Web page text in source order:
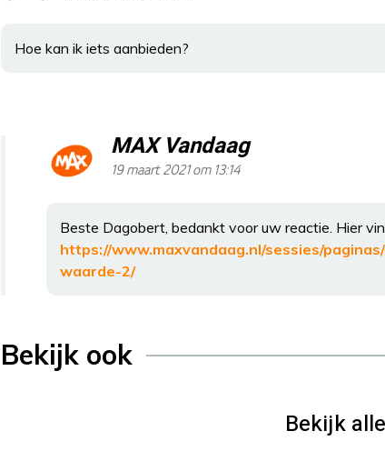
Hoe kan ik iets aanbieden?
MAX Vandaag
19 maart 2021 om 13:14
Beste Dagobert, bedankt voor uw reactie. Hier
https://www.maxvandaag.nl/sessies/
waarde-2/
Bekijk ook
Bekijk